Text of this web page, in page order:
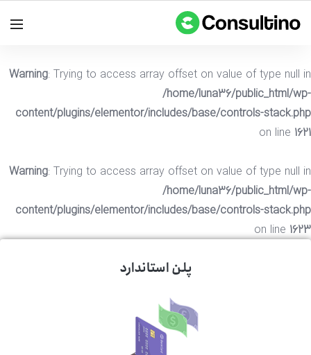
Warning: Trying to access array offset on value of type null in
/home/luna36/public_html/wp-
content/plugins/elementor/includes/base/controls-stack.php
on line 1621
Warning: Trying to access array offset on value of type null in
/home/luna36/public_html/wp-
content/plugins/elementor/includes/base/controls-stack.php
on line 1623
پلن استاندارد